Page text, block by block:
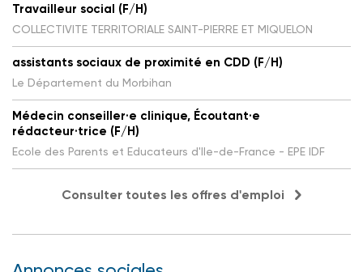
Travailleur social (F/H)
COLLECTIVITE TERRITORIALE SAINT-PIERRE ET MIQUELON
assistants sociaux de proximité en CDD (F/H)
Le Département du Morbihan
Médecin conseiller·e clinique, Écoutant·e
rédacteur·trice (F/H)
Ecole des Parents et Educateurs d'Ile-de-France - EPE IDF
Consulter toutes les offres d'emploi